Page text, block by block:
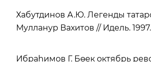
Хабутдинов А.Ю. Легенды
Мулланур Вахитов // Идель.
Ибраһимов Г. Бөек октябрь